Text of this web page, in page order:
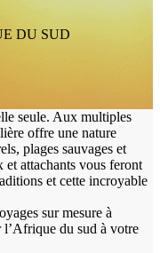
DU SUD
seule. Aux multiples
offre une nature
plages sauvages et
attachants vous feront
et cette incroyable
sur mesure à
l’Afrique du sud à votre